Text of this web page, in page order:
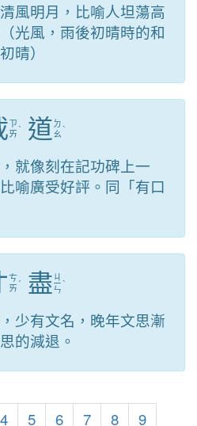
風明月，比喻人坦蕩高
光風，雨後初晴時的和
晴）
ㄗ
ㄞˋ 道 ㄉ
ㄠˋ
就像刻在記功碑上一
喻廣受好評。同「有口
ㄘ
ㄞ ˊ 盡 ㄐ
ㄧ
ㄣ
ˋ
少有文名，晚年文思漸
的減退。
4 5 6 7 8
9